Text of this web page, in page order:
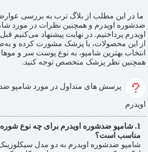
ما در این مطلب از بلاگ ترب به بررسی
ضدشوره اویدرم و همچنین نظرات در مورد
اویدرم پرداختیم. در نهایت پیشنهاد می‌کنیم
از این محصولات، با پزشک مشورت کرده و
انتخاب بهترین شامپو، به نوع پوست سر و
همچنین نظر پزشک متخصص توجه کنید.
پرسش های متداول در مورد شامپو
اویدرم
شامپو ضدشوره اویدرم برای چه نوع
مناسب است؟
شامپو ضدشوره اویدرم به دو مدل